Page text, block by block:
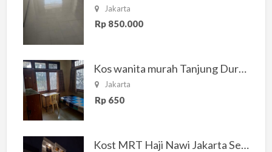
Jakarta
Rp 850.000
Kos wanita murah Tanjung Duren Jakarta Barat
Jakarta
Rp 650
Kost MRT Haji Nawi Jakarta Selatan